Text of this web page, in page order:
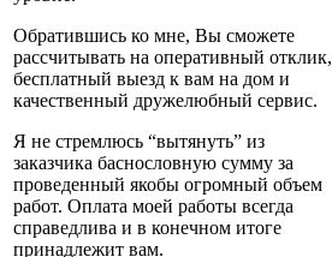
Обратившись ко мне, Вы сможете
рассчитывать на оперативный отклик,
бесплатный выезд к вам на дом и
качественный дружелюбный сервис.
Я не стремлюсь “вытянуть” из
заказчика баснословную сумму за
проведенный якобы огромный объем
работ. Оплата моей работы всегда
справедлива и в конечном итоге
принадлежит вам.